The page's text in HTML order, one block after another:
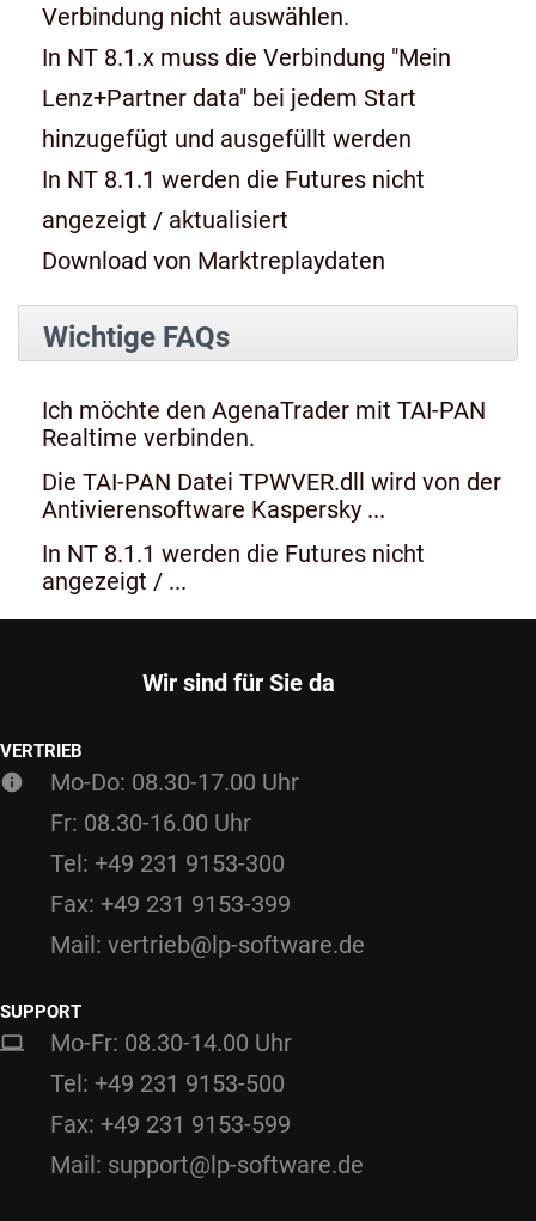
Verbindung nicht auswählen.
In NT 8.1.x muss die Verbindung "Mein
Lenz+Partner data" bei jedem Start
hinzugefügt und ausgefüllt werden
In NT 8.1.1 werden die Futures nicht
angezeigt / aktualisiert
Download von Marktreplaydaten
Wichtige FAQs
Ich möchte den AgenaTrader mit TAI-PAN
Realtime verbinden.
Die TAI-PAN Datei TPWVER.dll wird von der
Antivierensoftware Kaspersky ...
In NT 8.1.1 werden die Futures nicht
angezeigt / ...
Wir sind für Sie da
VERTRIEB
Mo-Do: 08.30-17.00 Uhr
Fr: 08.30-16.00 Uhr
Tel: +49 231 9153-300
Fax: +49 231 9153-399
Mail: vertrieb@lp-software.de
SUPPORT
Mo-Fr: 08.30-14.00 Uhr
Tel: +49 231 9153-500
Fax: +49 231 9153-599
Mail: support@lp-software.de